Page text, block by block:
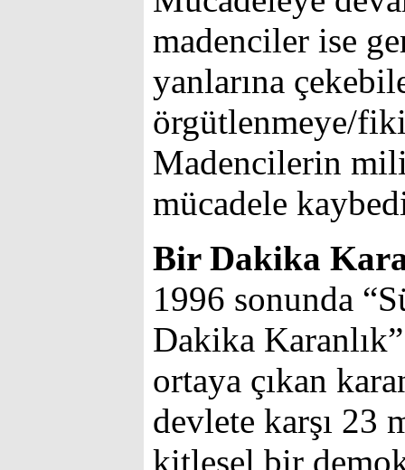
madenciler ise
yanlarına
örgütlenmeye/
Madencilerin
mücadele
Bir Dakika
1996 sonunda
Dakika
ortaya çıkan
devlete karşı 23
kitlesel bir